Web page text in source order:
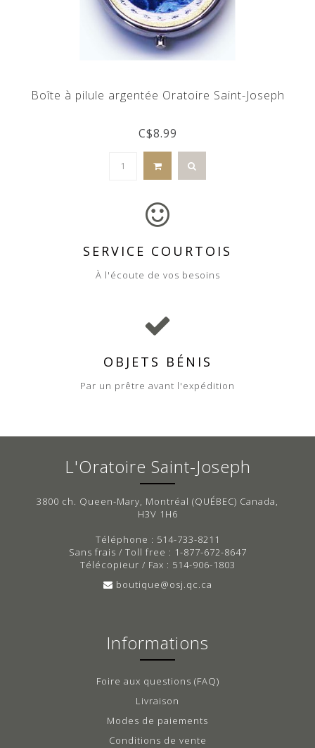
Boîte à pilule argentée Oratoire Saint-Joseph
C$8.99
SERVICE COURTOIS
À l'écoute de vos besoins
OBJETS BÉNIS
Par un prêtre avant l'expédition
L'Oratoire Saint-Joseph
3800 ch. Queen-Mary, Montréal (QUÉBEC) Canada,
H3V 1H6
Téléphone : 514-733-8211
Sans frais / Toll free : 1-877-672-8647
Télécopieur / Fax : 514-906-1803
boutique@osj.qc.ca
Informations
Foire aux questions (FAQ)
Livraison
Modes de paiements
Conditions de vente